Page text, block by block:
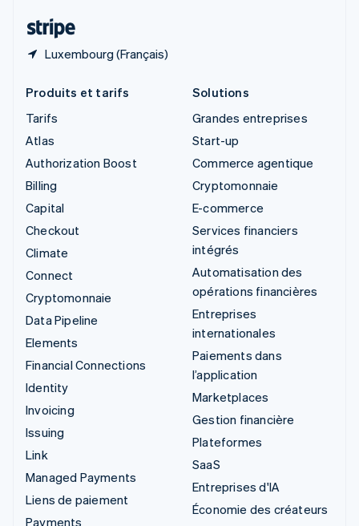
Luxembourg (Français)
Produits et tarifs
Tarifs
Atlas
Authorization Boost
Billing
Capital
Checkout
Climate
Connect
Cryptomonnaie
Data Pipeline
Elements
Financial Connections
Identity
Invoicing
Issuing
Link
Managed Payments
Liens de paiement
Payments
Solutions
Grandes entreprises
Start-up
Commerce agentique
Cryptomonnaie
E-commerce
Services financiers
intégrés
Automatisation des
opérations financières
Entreprises
internationales
Paiements dans
l’application
Marketplaces
Gestion financière
Plateformes
SaaS
Entreprises d'IA
Économie des créateurs